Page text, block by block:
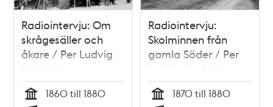
Radiointervju: Om
skrågesäller och
åkare / Per Ludvig
Lindgren
1860 till 1880
Radiointervju:
Skolminnen från
gamla Söder / Per
Ludvig Lindgren
1870 till 1880